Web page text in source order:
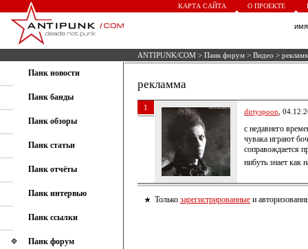
КАРТА САЙТА О ПРОЕКТЕ
ANTIPUNK/COM > Панк форум > Видео >
Панк новости
Панк банды
Панк обзоры
Панк статьи
Панк отчёты
Панк интервью
Панк ссылки
Панк форум
рекламма
1 dirtyspoon ,
с недавнего
чувака играют
соправождается
нибуть знает как
Только зарегистрированные и